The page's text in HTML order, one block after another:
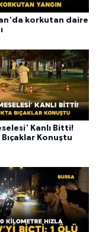
korkutan daire
Kanlı Bitti!
Konuştu